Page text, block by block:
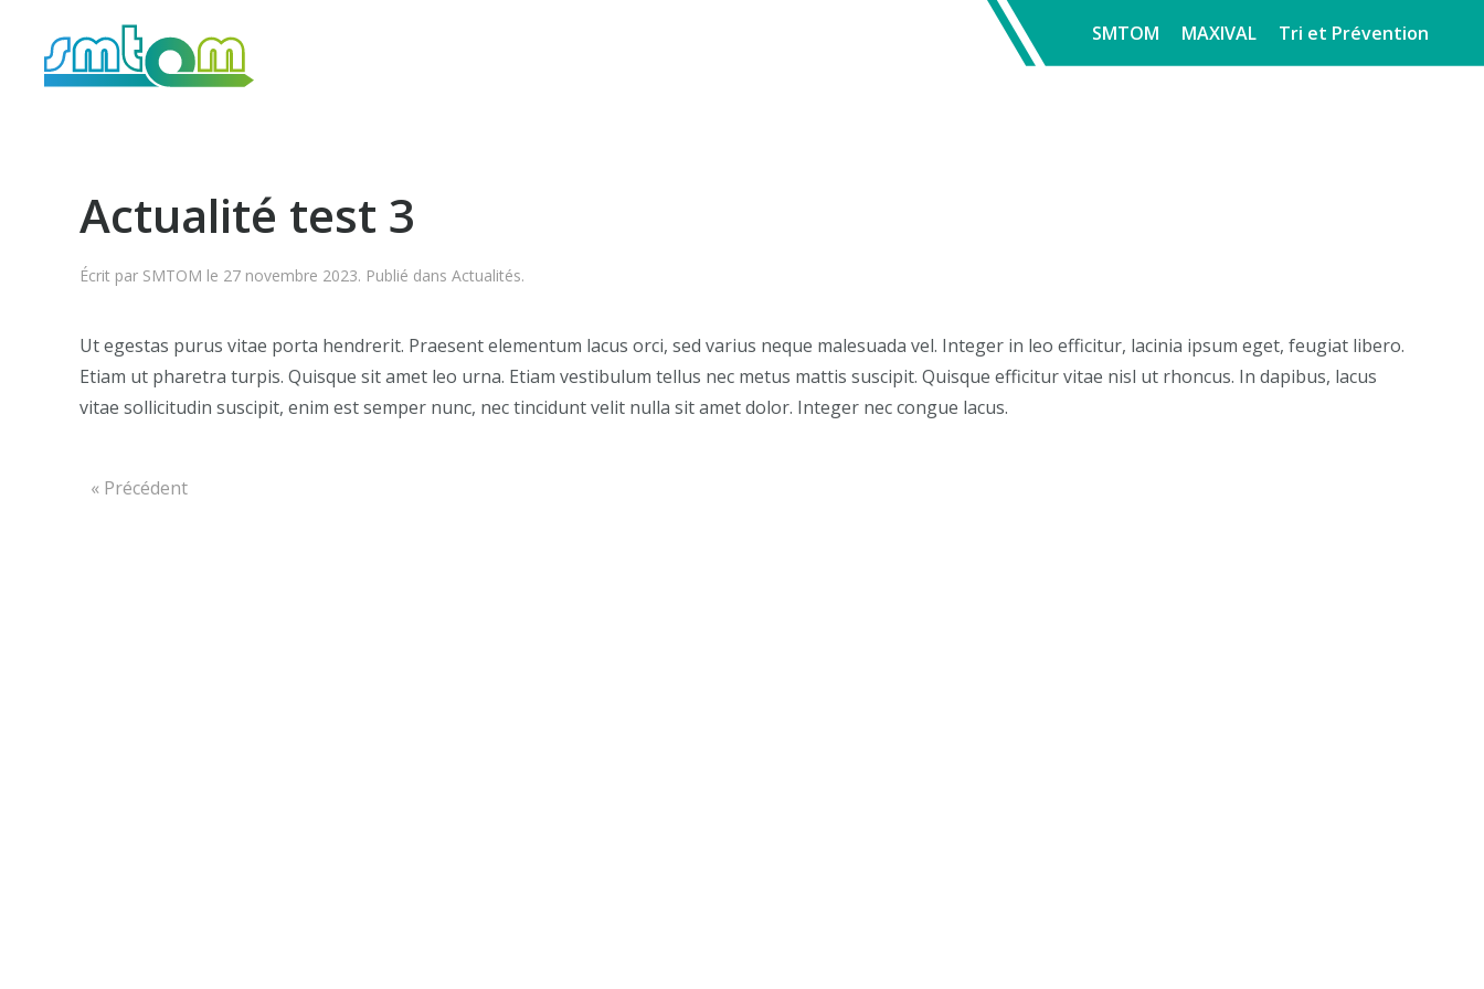
Skip to main content
SMTOM MAXIVAL Tri et Prévention
Actualité test 3
Écrit par SMTOM le 27 novembre 2023. Publié dans Actualités.
Ut egestas purus vitae porta hendrerit. Praesent elementum lacus orci, sed varius neque malesuada vel. Integer in leo efficitur, lacinia ipsum eget, feugiat libero.
Etiam ut pharetra turpis. Quisque sit amet leo urna. Etiam vestibulum tellus nec metus mattis suscipit. Quisque efficitur vitae nisl ut rhoncus. In dapibus, lacus
vitae sollicitudin suscipit, enim est semper nunc, nec tincidunt velit nulla sit amet dolor. Integer nec congue lacus.
« Précédent